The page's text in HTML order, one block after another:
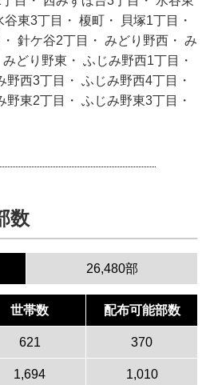
東3丁目・ 榎町・ 貝塚1丁目・
針ケ谷2丁目・ みどり野西・ み
どり野東・ ふじみ野西1丁目・
西3丁目・ ふじみ野西4丁目・
東2丁目・ ふじみ野東3丁目・
数
26,480部
世帯数 配布可能部数
621 370
1,694 1,010